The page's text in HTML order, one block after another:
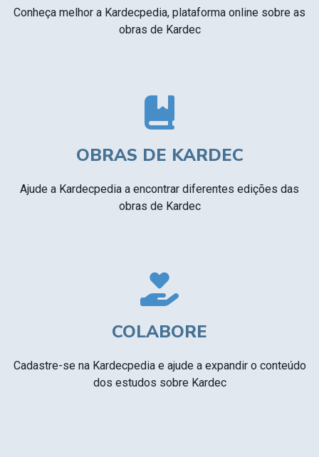
Conheça melhor a Kardecpedia, plataforma online sobre as
obras de Kardec
OBRAS DE KARDEC
Ajude a Kardecpedia a encontrar diferentes edições das
obras de Kardec
COLABORE
Cadastre-se na Kardecpedia e ajude a expandir o conteúdo
dos estudos sobre Kardec